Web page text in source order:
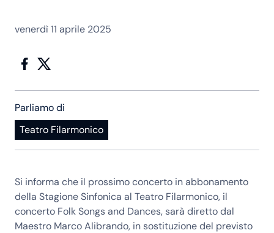
venerdì 11 aprile 2025
Parliamo di
Teatro Filarmonico
Si informa che il prossimo concerto in abbonamento
della Stagione Sinfonica al Teatro Filarmonico, il
concerto Folk Songs and Dances, sarà diretto dal
Maestro Marco Alibrando, in sostituzione del previsto